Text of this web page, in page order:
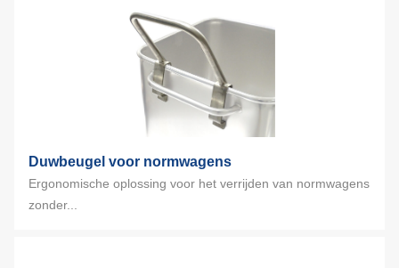
Duwbeugel voor normwagens
Ergonomische oplossing voor het verrijden van normwagens
zonder...